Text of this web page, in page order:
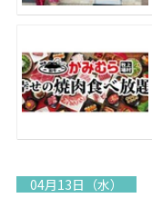
04月13日（水）